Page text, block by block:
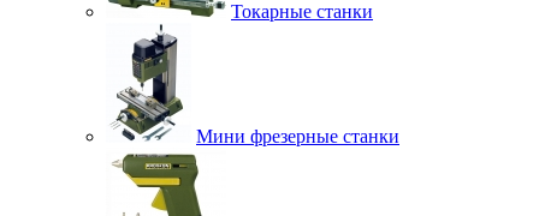
Токарные станки
Мини фрезерные станки